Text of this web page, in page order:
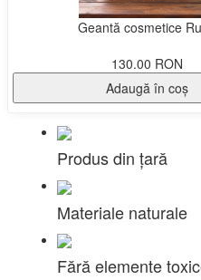
Geantă cosmetice
130.00 RON
Adaugă în coş
Produs din țară
Materiale naturale
Fără elemente